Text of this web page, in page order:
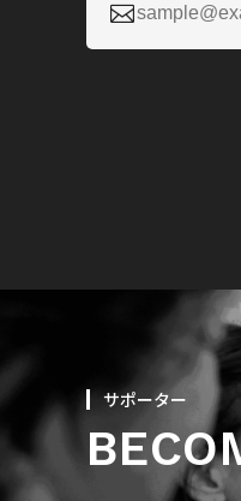

サポーター